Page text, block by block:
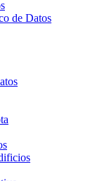
de Datos